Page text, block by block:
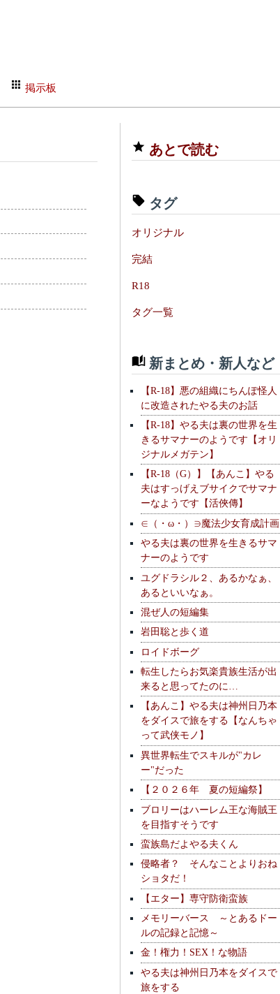
掲示板
あとで読む
タグ
オリジナル
完結
R18
タグ一覧
新まとめ・新人など
【R-18】悪の組織にちんぽ怪人
に改造されたやる夫のお話
【R-18】やる夫は裏の世界を生
きるサマナーのようです【オリ
ジナルメガテン】
【R-18（G）】【あんこ】やる
夫はすっげえブサイクでサマナ
ーなようです【活俠傳】
∈（・ω・）∋魔法少女育成計画
やる夫は裏の世界を生きるサマ
ナーのようです
ユグドラシル２、あるかなぁ、
あるといいなぁ。
混ぜ人の短編集
岩田聡と歩く道
ロイドボーグ
転生したらお気楽貴族生活が出
来ると思ってたのに…
【あんこ】やる夫は神州日乃本
をダイスで旅をする【なんちゃ
って武侠モノ】
異世界転生でスキルが"カレ
ー"だった
【２０２６年 夏の短編祭】
ブロリーはハーレム王な海賊王
を目指すそうです
蛮族島だよやる夫くん
侵略者？ そんなことよりおね
ショタだ！
【エター】専守防衛蛮族
メモリーバース ～とあるドー
ルの記録と記憶～
金！権力！SEX！な物語
やる夫は神州日乃本をダイスで
旅をする